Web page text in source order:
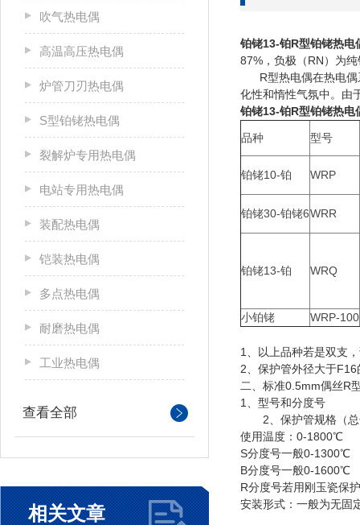
吹气热电偶
高温高压热电偶
炉管刀刃热电偶
S型铂铑热电偶
裂解炉专用热电偶
电站专用热电偶
装配热电偶
铠装热电偶
多点热电偶
耐磨热电偶
工业热电偶
查看全部
相关文章
铂铑13-铂R型铂铑热电
87%，负极（RN）为
R型热电偶在热电偶
化性和惰性气氛中。由
铂铑13-铂R型铂铑热电
品种 型号
铂铑10-铂 WRP
铂铑30-铂铑6WRR
铂铑13-铂 WRQ
小铂铑 WRP-100
1、以上品种若是双
2、保护管外径大于
二、标准0.5mm偶丝R
1、型号和分度号
2、保护管规格（总
使用温度：0-1800℃
S分度号一般0-
B分度号一般0-
R分度号若用刚玉瓷保
安装形式：一般为无固